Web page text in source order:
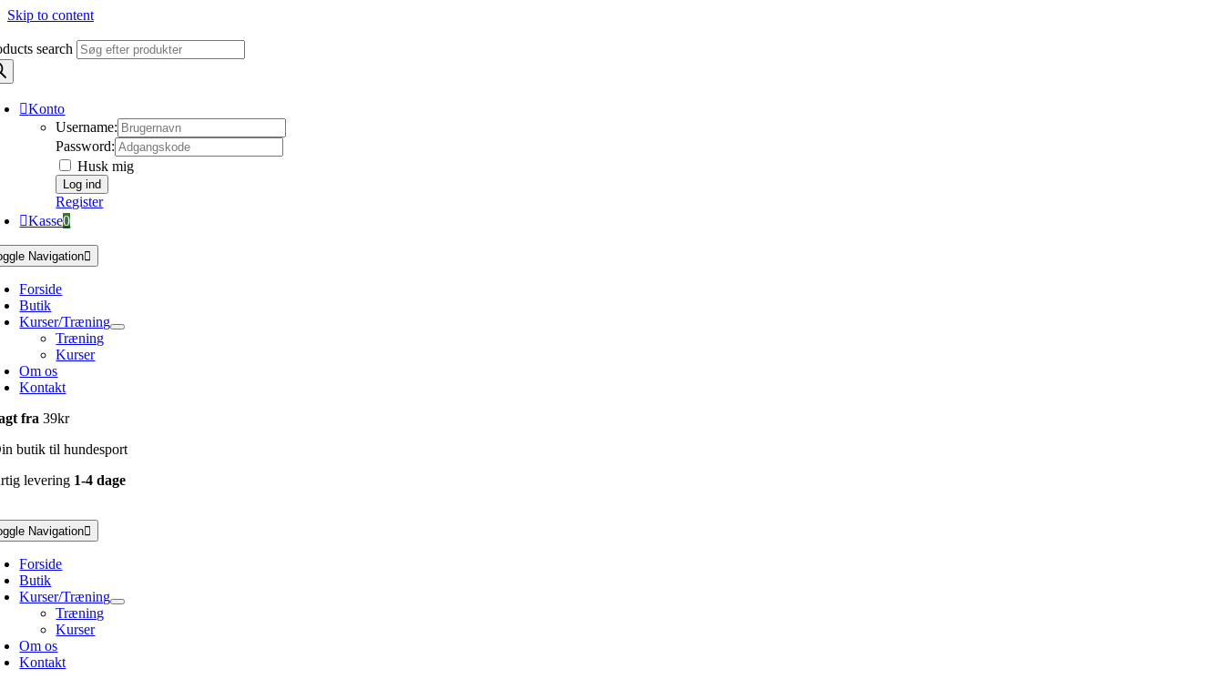
Skip to content
search
Konto
Username:
Password:
Husk mig
Register
Kasse0
Navigation
Forside
Butik
Kurser/Træning
Træning
Kurser
Om os
Kontakt
fra39kr
butik til hundesport
levering 1-4 dage
Navigation
Forside
Butik
Kurser/Træning
Træning
Kurser
Om os
Kontakt